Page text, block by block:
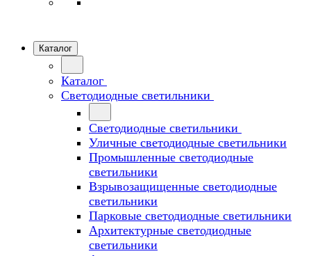
Каталог
Каталог
Светодиодные светильники
Светодиодные светильники
Уличные светодиодные светильники
Промышленные светодиодные
светильники
Взрывозащищенные светодиодные
светильники
Парковые светодиодные светильники
Архитектурные светодиодные
светильники